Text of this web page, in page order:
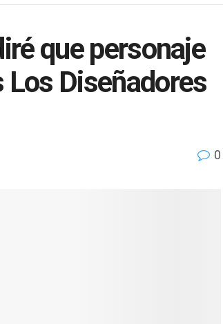
que personaje
Diseñadores
0